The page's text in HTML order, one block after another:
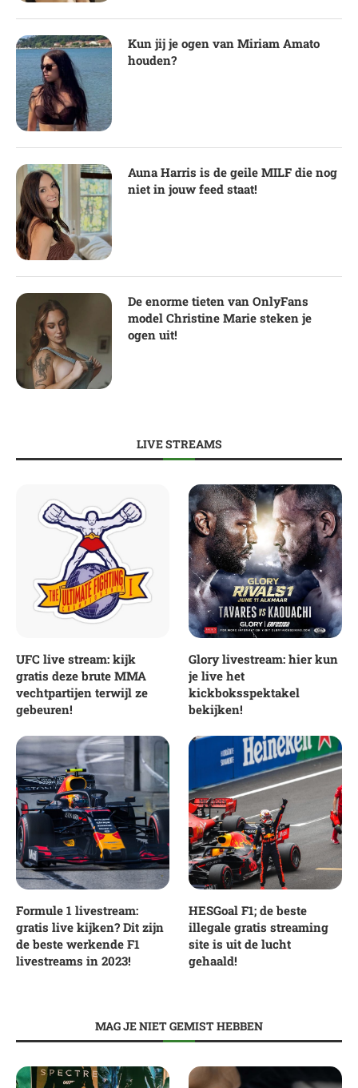
Kun jij je ogen van Miriam Amato
houden?
Auna Harris is de geile MILF die nog
niet in jouw feed staat!
De enorme tieten van OnlyFans
model Christine Marie steken je
ogen uit!
LIVE STREAMS
UFC live stream: kijk
gratis deze brute MMA
vechtpartijen terwijl ze
gebeuren!
Glory livestream: hier kun
je live het
kickboksspektakel
bekijken!
Formule 1 livestream:
gratis live kijken? Dit zijn
de beste werkende F1
livestreams in 2023!
HESGoal F1; de beste
illegale gratis streaming
site is uit de lucht
gehaald!
MAG JE NIET GEMIST HEBBEN